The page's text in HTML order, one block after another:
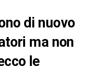
di nuovo
ma non
le